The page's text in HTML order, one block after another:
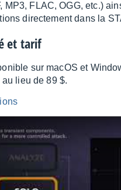
MP3, FLAC, OGG, etc.)
direc­te­ment dans la
et tarif
sur macOS et
au lieu de 89 $.